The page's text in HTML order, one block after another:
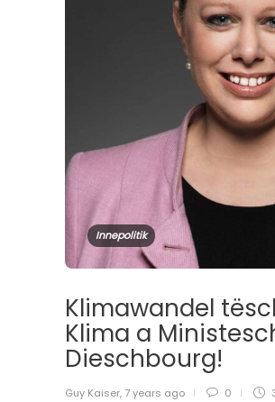
Innepolitik
Klimawandel
Klima a
Dieschbourg!
Guy Kaiser, 7 years ago 0